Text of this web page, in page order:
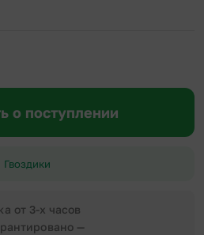
о поступлении
Гвоздики
от 3-х часов
—